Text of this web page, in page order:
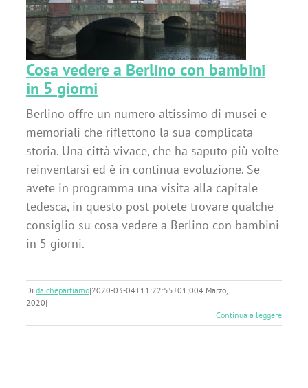
Cosa vedere a Berlino con bambini
in 5 giorni
Berlino offre un numero altissimo di musei e
memoriali che riflettono la sua complicata
storia. Una città vivace, che ha saputo più volte
reinventarsi ed è in continua evoluzione. Se
avete in programma una visita alla capitale
tedesca, in questo post potete trovare qualche
consiglio su cosa vedere a Berlino con bambini
in 5 giorni.
Di daichepartiamo|2020-03-04T11:22:55+01:004 Marzo,
2020|
Continua a leggere